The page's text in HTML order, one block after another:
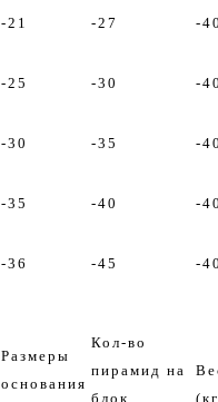
-21 -27 -
-25 -30 -
-30 -35 -
-35 -40 -
-36 -45 -
Размеры
основания
Кол-во
пирамид на
блок